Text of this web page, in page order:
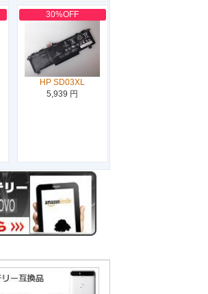
30%OFF
HP SD03XL
5,939 円